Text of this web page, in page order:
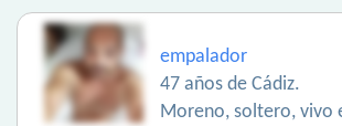
empalador
47 años de Cádiz.
Moreno, soltero, vivo